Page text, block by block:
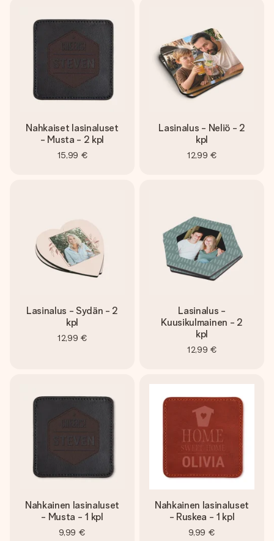
Nahkaiset lasinaluset
- Musta - 2 kpl
15,99 €
Lasinalus - Neliö - 2
kpl
12,99 €
Lasinalus - Sydän - 2
kpl
12,99 €
Lasinalus -
Kuusikulmainen - 2
kpl
12,99 €
Nahkainen lasinaluset
- Musta - 1 kpl
9,99 €
Nahkainen lasinaluset
- Ruskea - 1 kpl
9,99 €